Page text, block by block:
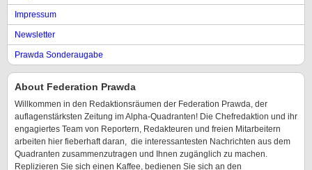
Impressum
Newsletter
Prawda Sonderaugabe
About Federation Prawda
Willkommen in den Redaktionsräumen der Federation Prawda, der
auflagenstärksten Zeitung im Alpha-Quadranten! Die Chefredaktion und ihr
engagiertes Team von Reportern, Redakteuren und freien Mitarbeitern
arbeiten hier fieberhaft daran, die interessantesten Nachrichten aus dem
Quadranten zusammenzutragen und Ihnen zugänglich zu machen.
Replizieren Sie sich einen Kaffee, bedienen Sie sich an den